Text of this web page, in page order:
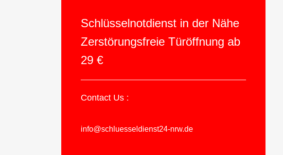
Schlüsselnotdienst in der Nähe
Zerstörungsfreie Türöffnung ab
29 €
Contact Us :
info@schluesseldienst24-nrw.de